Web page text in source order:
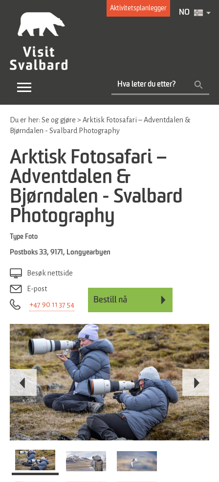
Aktivitetsplanlegger
NO
Du er her: Se og gjøre > Arktisk Fotosafari – Adventdalen &
Bjørndalen - Svalbard Photography
Arktisk Fotosafari –
Adventdalen &
Bjørndalen - Svalbard
Photography
Type Foto
Postboks 33, 9171 , Longyearbyen
Besøk nettside
E-post
+47 90 11 37 54